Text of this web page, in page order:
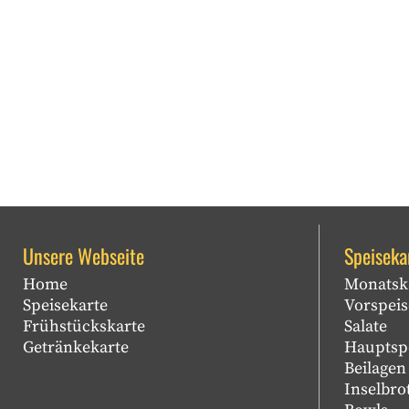
Unsere Webseite
Home
Speisekarte
Frühstückskarte
Getränkekarte
Salate
Beilagen